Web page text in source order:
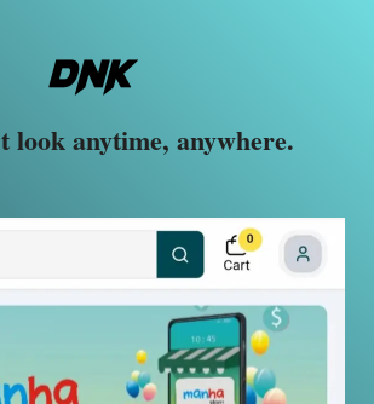
look anytime, anywhere.